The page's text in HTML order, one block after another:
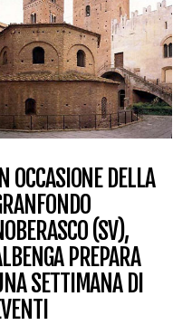
IN OCCASIONE DELLA
(SV),
PREPARA
SETTIMANA DI